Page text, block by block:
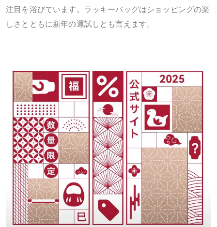
注目を浴びています。ラッキーバッグはショッピングの楽
しさとともに新年の運試しとも言えます。